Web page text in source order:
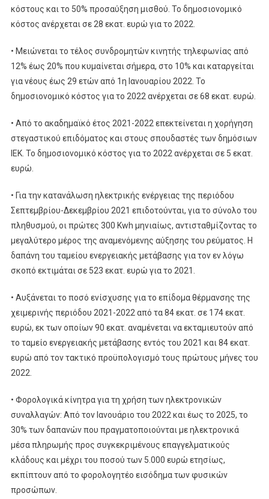
κόστους και το 50% προσαύξηση μισθού. Το δημοσιονομικό
κόστος ανέρχεται σε 28 εκατ. ευρώ για το 2022.
• Μειώνεται το τέλος συνδρομητών κινητής τηλεφωνίας από
12% έως 20% που κυμαίνεται σήμερα, στο 10% και καταργείται
για νέους έως 29 ετών από 1η Ιανουαρίου 2022. Το
δημοσιονομικό κόστος για το 2022 ανέρχεται σε 68 εκατ. ευρώ.
• Από το ακαδημαϊκό έτος 2021-2022 επεκτείνεται η χορήγηση
στεγαστικού επιδόματος και στους σπουδαστές των δημόσιων
ΙΕΚ. Το δημοσιονομικό κόστος για το 2022 ανέρχεται σε 5 εκατ.
ευρώ.
• Για την κατανάλωση ηλεκτρικής ενέργειας της περιόδου
Σεπτεμβρίου-Δεκεμβρίου 2021 επιδοτούνται, για το σύνολο του
πληθυσμού, οι πρώτες 300 Kwh μηνιαίως, αντισταθμίζοντας το
μεγαλύτερο μέρος της αναμενόμενης αύξησης του ρεύματος. Η
δαπάνη του ταμείου ενεργειακής μετάβασης για τον εν λόγω
σκοπό εκτιμάται σε 523 εκατ. ευρώ για το 2021.
• Αυξάνεται το ποσό ενίσχυσης για το επίδομα θέρμανσης της
χειμερινής περιόδου 2021-2022 από τα 84 εκατ. σε 174 εκατ.
ευρώ, εκ των οποίων 90 εκατ. αναμένεται να εκταμιευτούν από
το ταμείο ενεργειακής μετάβασης εντός του 2021 και 84 εκατ.
ευρώ από τον τακτικό προϋπολογισμό τους πρώτους μήνες του
2022.
• Φορολογικά κίνητρα για τη χρήση των ηλεκτρονικών
συναλλαγών: Από τον Ιανουάριο του 2022 και έως το 2025, το
30% των δαπανών που πραγματοποιούνται με ηλεκτρονικά
μέσα πληρωμής προς συγκεκριμένους επαγγελματικούς
κλάδους και μέχρι του ποσού των 5.000 ευρώ ετησίως,
εκπίπτουν από το φορολογητέο εισόδημα των φυσικών
προσώπων.